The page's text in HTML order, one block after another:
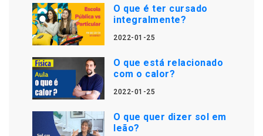
O que é ter cursado
integralmente?
2022-01-25
O que está relacionado
com o calor?
2022-01-25
O que quer dizer sol em
leão?